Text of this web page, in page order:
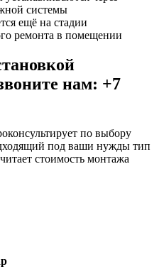
системы
ещё на стадии
ремонта в помещении
нам: +7
по выбору
под ваши нужды тип
стоимость монтажа